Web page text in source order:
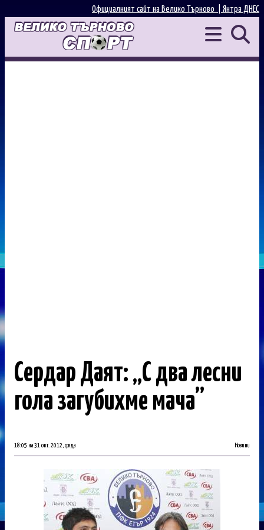
Янтра ДНЕС
Официалният сайт на Велико Търново |
Сердар Даят: „С два лесни
гола загубихме мача”
18:05 на 31 окт. 2012, сряда Новини